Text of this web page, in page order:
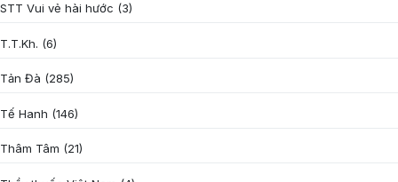
STT Vui vẻ hài hước (3)
T.T.Kh. (6)
Tản Đà (285)
Tế Hanh (146)
Thâm Tâm (21)